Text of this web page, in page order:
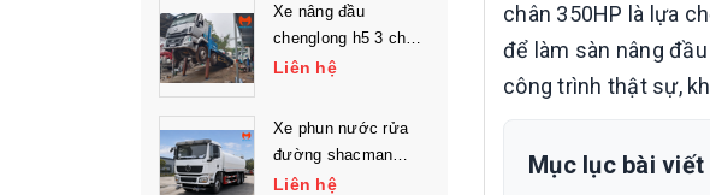
chân 350HP là lựa
để làm sàn nâng
công trình thật sự,
Mục lục bài viết
Xe nâng đầu
chenglong h5 3 chân
chở máy công trình
Liên hệ
Xe phun nước rửa
đường shacman
l3000 3 chân
Liên hệ
Xe bồn xitec chở
xăng 24m3
se5310gyyz5
mini dongfeng tuyi
2.5 khối
Liên hệ